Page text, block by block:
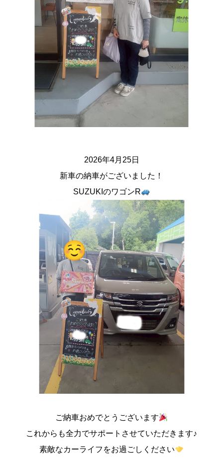
2026年4月25日
新車の納車がございました！
SUZUKI のワゴンR
ご納車おめでとうございます
これからも全力でサポートさせていただきます♪
素敵なカーライフをお過ごしください